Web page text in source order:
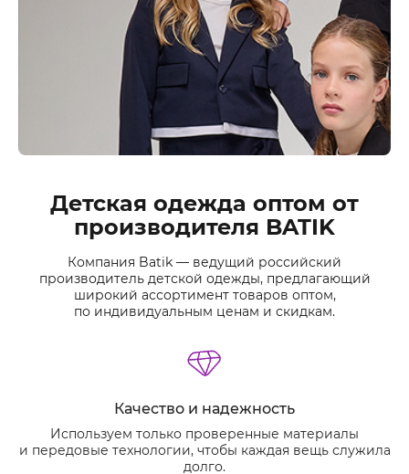
Детская одежда оптом от
производителя BATIK
Компания Batik — ведущий российский
производитель детской одежды, предлагающий
широкий ассортимент товаров оптом,
по индивидуальным ценам и скидкам.
Качество и надежность
Используем только проверенные материалы
и передовые технологии, чтобы каждая вещь служила
долго.